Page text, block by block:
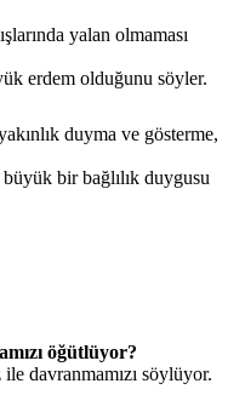
yalan olmaması
erdem olduğunu söyler.
duyma ve gösterme,
bir bağlılık duygusu
öğütlüyor?
davranmamızı söylüyor.